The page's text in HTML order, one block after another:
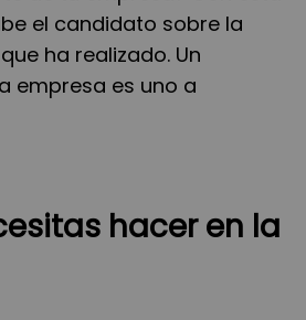
el candidato sobre la
ha realizado. Un
empresa es uno a
hacer en la